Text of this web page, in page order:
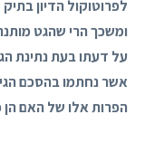
לפרוטוקול הדיון
ומשכך הרי שהגט
על דעתו בעת נתינת
אשר נחתמו בהסכם
הפרות אלו של האם